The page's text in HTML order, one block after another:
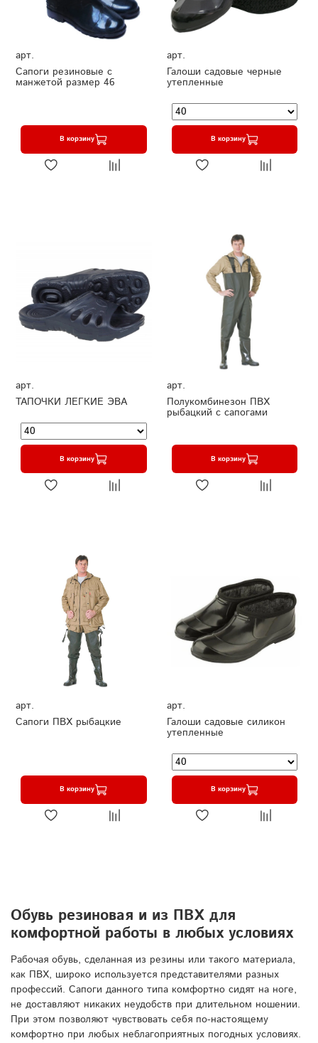
арт.
Сапоги резиновые с
манжетой размер 46
В корзину
арт.
Галоши садовые черные
утепленные
В корзину
арт.
ТАПОЧКИ ЛЕГКИЕ ЭВА
В корзину
арт.
Полукомбинезон ПВХ
рыбацкий с сапогами
В корзину
арт.
Сапоги ПВХ рыбацкие
В корзину
арт.
Галоши садовые силикон
утепленные
В корзину
Обувь резиновая и из ПВХ для
комфортной работы в любых условиях
Рабочая обувь, сделанная из резины или такого материала,
как ПВХ, широко используется представителями разных
профессий. Сапоги данного типа комфортно сидят на ноге,
не доставляют никаких неудобств при длительном ношении.
При этом позволяют чувствовать себя по-настоящему
комфортно при любых неблагоприятных погодных условиях.